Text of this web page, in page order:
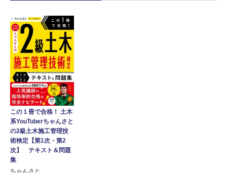
この１冊で合格！ 土木
系YouTuberちゃんさと
の2級土木施工管理技
術検定【第1次・第2
次】 テキスト＆問題
集
ちゃんさと